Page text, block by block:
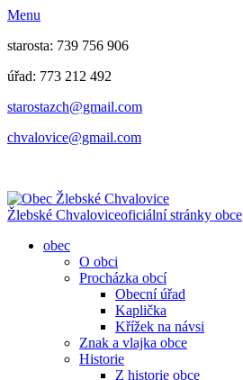
Menu
starosta: 739 756 906
úřad: 773 212 492
​​​​starostazch@gmail.com
​​​​chvalovice@gmail.com
Žlebské Chvaloviceoficiální stránky obce
obec
O obci
Procházka obcí
Obecní úřad
Kaplička
Křížek na návsi
Znak a vlajka obce
Historie
Z historie obce